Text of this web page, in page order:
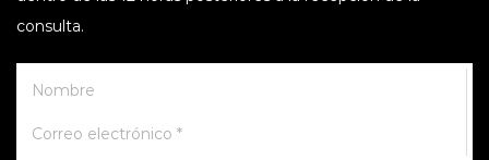
consulta.